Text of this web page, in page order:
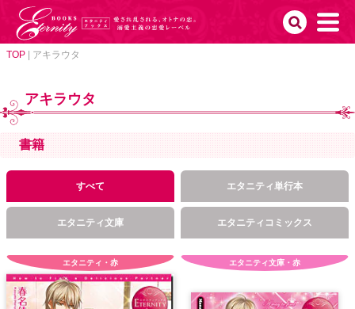
TOP アキラウタ
アキラウタ
書籍
すべて エタニティ単行本
エタニティ文庫 エタニティコミックス
エタニティ・赤 エタニティ文庫・赤